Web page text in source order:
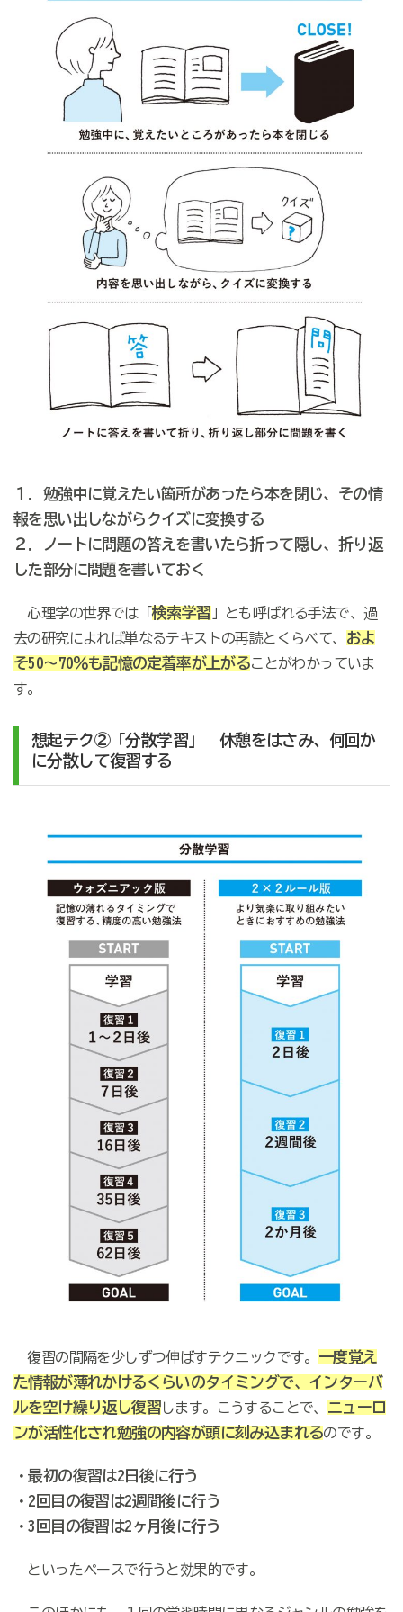
１．勉強中に覚えたい箇所があったら本を閉じ、その情
報を思い出しながらクイズに変換する
２．ノートに問題の答えを書いたら折って隠し、折り返
した部分に問題を書いておく
心理学の世界では「検索学習 」とも呼ばれる手法で、過
去の研究によれば単なるテキストの再読とくらべて、 およ
そ50〜70％も記憶の定着率が上がることがわかっていま
す。
想起テク②「分散学習」 休憩をはさみ、何回か
に分散して復習する
復習の間隔を少しずつ伸ばすテクニックです。 一度覚え
た情報が薄れかけるくらいのタイミングで、インターバ
ルを空け繰り返し復習します。こうすることで、
ニューロ
ンが活性化され勉強の内容が頭に刻み込まれるのです。
・最初の復習は2日後に行う
・2回目の復習は2週間後に行う
・3回目の復習は2ヶ月後に行う
といったペースで行うと効果的です。